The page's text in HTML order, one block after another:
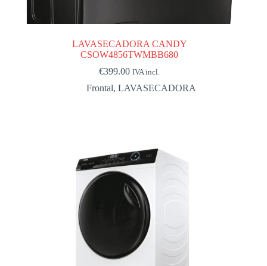
LAVASECADORA CANDY
CSOW4856TWMBB680
€399.00 IVA incl.
Frontal,LAVASECADORA